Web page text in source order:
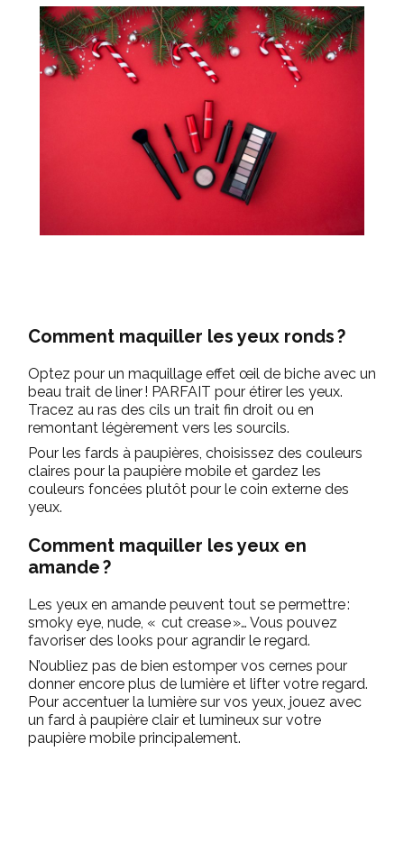
Comment maquiller les yeux ronds ?
Optez pour un maquillage effet œil de biche avec un
beau trait de liner ! PARFAIT pour étirer les yeux.
Tracez au ras des cils un trait fin droit ou en
remontant légèrement vers les sourcils.
Pour les fards à paupières, choisissez des couleurs
claires pour la paupière mobile et gardez les
couleurs foncées plutôt pour le coin externe des
yeux.
Comment maquiller les yeux en
amande ?
Les yeux en amande peuvent tout se permettre :
smoky eye, nude, « cut crease »… Vous pouvez
favoriser des looks pour agrandir le regard.
N’oubliez pas de bien estomper vos cernes pour
donner encore plus de lumière et lifter votre regard.
Pour accentuer la lumière sur vos yeux, jouez avec
un fard à paupière clair et lumineux sur votre
paupière mobile principalement.